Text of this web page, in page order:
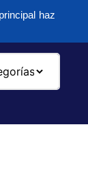
haz